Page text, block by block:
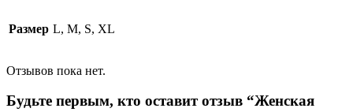
Размер L, M, S, XL
Отзывов пока нет.
Будьте первым, кто оставит отзыв “Женская